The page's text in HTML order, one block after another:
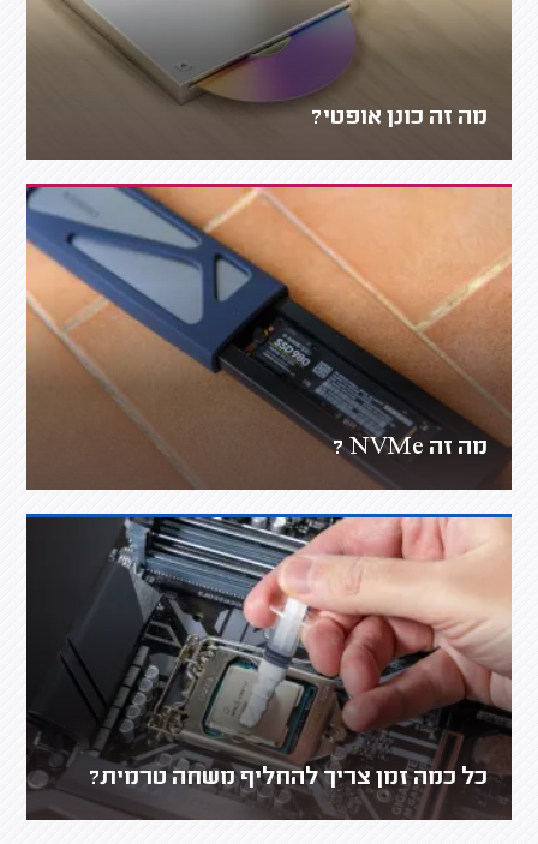
מה זה כונן אופטי?
מה זה NVMe ?
כל כמה זמן צריך להחליף משחה טרמית?